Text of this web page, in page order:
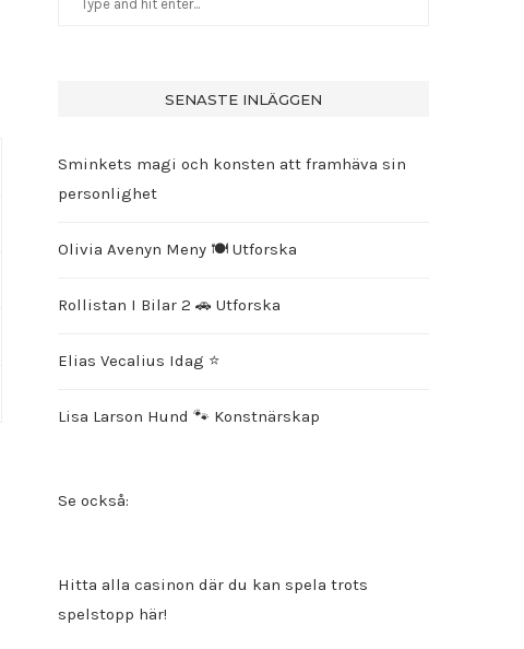
SENASTE INLÄGGEN
Sminkets magi och konsten att framhäva sin
personlighet
Olivia Avenyn Meny 🍽️ Utforska
Rollistan I Bilar 2 🚗 Utforska
Elias Vecalius Idag ⭐️
Lisa Larson Hund 🐾 Konstnärskap
Se också:
Hitta alla casinon där du kan spela trots
spelstopp här!